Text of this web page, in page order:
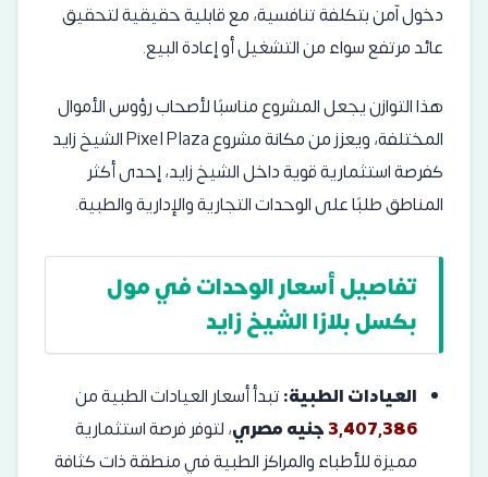
دخول آمن بتكلفة تنافسية، مع قابلية حقيقية لتحقيق
عائد مرتفع سواء من التشغيل أو إعادة البيع.
هذا التوازن يجعل المشروع مناسبًا لأصحاب رؤوس الأموال
المختلفة، ويعزز من مكانة مشروع Pixel Plaza الشيخ زايد
كفرصة استثمارية قوية داخل الشيخ زايد، إحدى أكثر
المناطق طلبًا على الوحدات التجارية والإدارية والطبية.
تفاصيل أسعار الوحدات في مول
بكسل بلازا الشيخ زايد
العيادات الطبية:تبدأ أسعار العيادات الطبية من
3,407,386جنيه مصري، لتوفر فرصة استثمارية
مميزة للأطباء والمراكز الطبية في منطقة ذات كثافة